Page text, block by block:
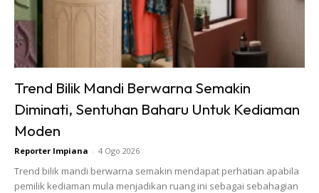
Trend Bilik Mandi Berwarna Semakin
Diminati, Sentuhan Baharu Untuk Kediaman
Moden
Reporter Impiana - 4 Ogo 2026
Trend bilik mandi berwarna semakin mendapat perhatian apabila
pemilik kediaman mula menjadikan ruang ini sebagai sebahagian